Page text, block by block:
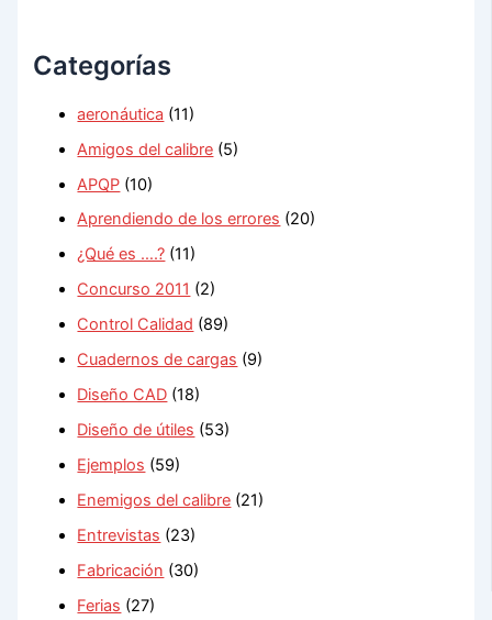
:Categorías
aeronáutica (11)
Amigos del calibre (5)
APQP (10)
Aprendiendo de los errores (20)
¿Qué es ….? (11)
Concurso 2011 (2)
Control Calidad (89)
Cuadernos de cargas (9)
Diseño CAD (18)
Diseño de útiles (53)
Ejemplos (59)
Enemigos del calibre (21)
Entrevistas (23)
Fabricación (30)
Ferias (27)